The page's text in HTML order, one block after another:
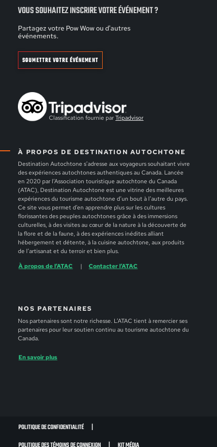
À PROPOS DE DESTINATION AUTOCHTONE
Destination Autochtone s’adresse aux voyageurs souhaitant vivre
des expériences autochtones authentiques au Canada. Lancée
en 2020 par l’Association touristique autochtone du Canada
(ATAC), Destination Autochtone est une vitrine des meilleures
expériences du tourisme autochtone d’un bout à l’autre du pays.
Ce site vous permet d’en apprendre plus sur les cultures
florissantes des peuples autochtones grâce à des immersions
culturelles, à des visites au cœur de la nature à la découverte de
la flore et de la faune, à des expériences inédites alliant
hébergement et détente, à la cuisine autochtone, aux produits
de l’artisanat et du terroir et bien plus.
À propos de l’ATAC
Contacter l’ATAC
NOS PARTENAIRES
Nos partenaires sont notre richesse. L’ATAC tient à remercier ses
partenaires pour leur soutien continu au tourisme autochtone du
Canada.
En savoir plus
VOUS SOUHAITEZ INSCRIRE VOTRE ÉVÉNEMENT ?
Partagez votre Pow Wow ou d'autres
événements.
SOUMETTRE VOTRE ÉVÉNEMENT
Classification fournie parTripadvisor
POLITIQUE DE CONFIDENTIALITÉ